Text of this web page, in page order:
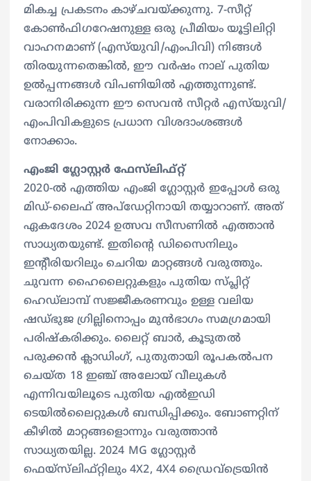
മികച്ച പ്രകടനം കാഴ്ചവയ്ക്കുന്നു. 7-സീറ്റ്
കോൺഫിഗറേഷനുള്ള ഒരു പ്രീമിയം യൂട്ടിലിറ്റി
വാഹനമാണ് (എസ്‌യുവി/എംപിവി) നിങ്ങൾ
തിരയുന്നതെങ്കിൽ, ഈ വർഷം നാല് പുതിയ
ഉൽപ്പന്നങ്ങൾ വിപണിയില്‍ എത്തുന്നുണ്ട്.
വരാനിരിക്കുന്ന ഈ സെവൻ സീറ്റർ എസ്‌യുവി/
എംപിവികളുടെ പ്രധാന വിശദാംശങ്ങൾ
നോക്കാം.
എംജി ഗ്ലോസ്റ്റർ ഫേസ്‌ലിഫ്റ്റ്
2020-ൽ എത്തിയ എംജി ഗ്ലോസ്റ്റർ ഇപ്പോൾ ഒരു
മിഡ്-ലൈഫ് അപ്‌ഡേറ്റിനായി തയ്യാറാണ്. അത്
ഏകദേശം 2024 ഉത്സവ സീസണിൽ എത്താൻ
സാധ്യതയുണ്ട്. ഇതിൻ്റെ ഡിസൈനിലും
ഇൻ്റീരിയറിലും ചെറിയ മാറ്റങ്ങൾ വരുത്തും.
ചുവന്ന ഹൈലൈറ്റുകളും പുതിയ സ്പ്ലിറ്റ്
ഹെഡ്‌ലാമ്പ് സജ്ജീകരണവും ഉള്ള വലിയ
ഷഡ്ഭുജ ഗ്രില്ലിനൊപ്പം മുൻഭാഗം സമഗ്രമായി
പരിഷ്‍കരിക്കും. ലൈറ്റ് ബാർ, കൂടുതൽ
പരുക്കൻ ക്ലാഡിംഗ്, പുതുതായി രൂപകൽപന
ചെയ്ത 18 ഇഞ്ച് അലോയ് വീലുകൾ
എന്നിവയിലൂടെ പുതിയ എൽഇഡി
ടെയിൽലൈറ്റുകൾ ബന്ധിപ്പിക്കും. ബോണറ്റിന്
കീഴിൽ മാറ്റങ്ങളൊന്നും വരുത്താൻ
സാധ്യതയില്ല. 2024 MG ഗ്ലോസ്റ്റർ
ഫെയ്‌സ്‌ലിഫ്റ്റിലും 4X2, 4X4 ഡ്രൈവ്‌ട്രെയിൻ